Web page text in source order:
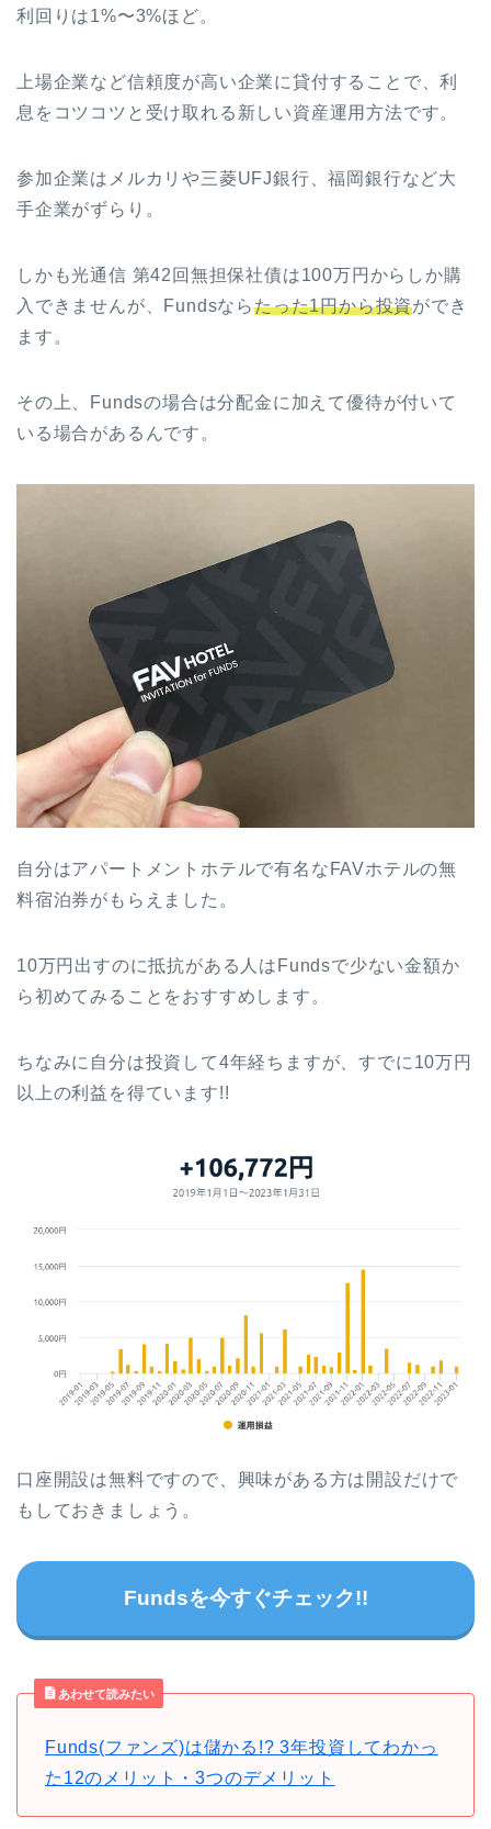
利回りは1%〜3%ほど。
上場企業など信頼度が高い企業に貸付することで、利
息をコツコツと受け取れる新しい資産運用方法です。
参加企業はメルカリや三菱UFJ銀行、福岡銀行など大
手企業がずらり。
しかも光通信 第42回無担保社債は100万円からしか購
入できませんが、Fundsならたった1円から投資ができ
ます。
その上、Fundsの場合は分配金に加えて優待が付いて
いる場合があるんです。
自分はアパートメントホテルで有名なFAVホテルの無
料宿泊券がもらえました。
10万円出すのに抵抗がある人はFundsで少ない金額か
ら初めてみることをおすすめします。
ちなみに自分は投資して4年経ちますが、すでに10万円
以上の利益を得ています!!
口座開設は無料ですので、興味がある方は開設だけで
もしておきましょう。
Fundsを今すぐチェック!!
あわせて読みたい
Funds(ファンズ)は儲かる!? 3年投資してわかっ
た12のメリット・3つのデメリット